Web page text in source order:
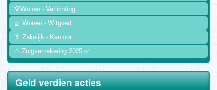
💡Wonen - Verlichting
🧺 Wonen - Witgoed
👔 Zakelijk - Kantoor
⚠️ Zorgverzekering 2025 ✅
Geld verdien acties